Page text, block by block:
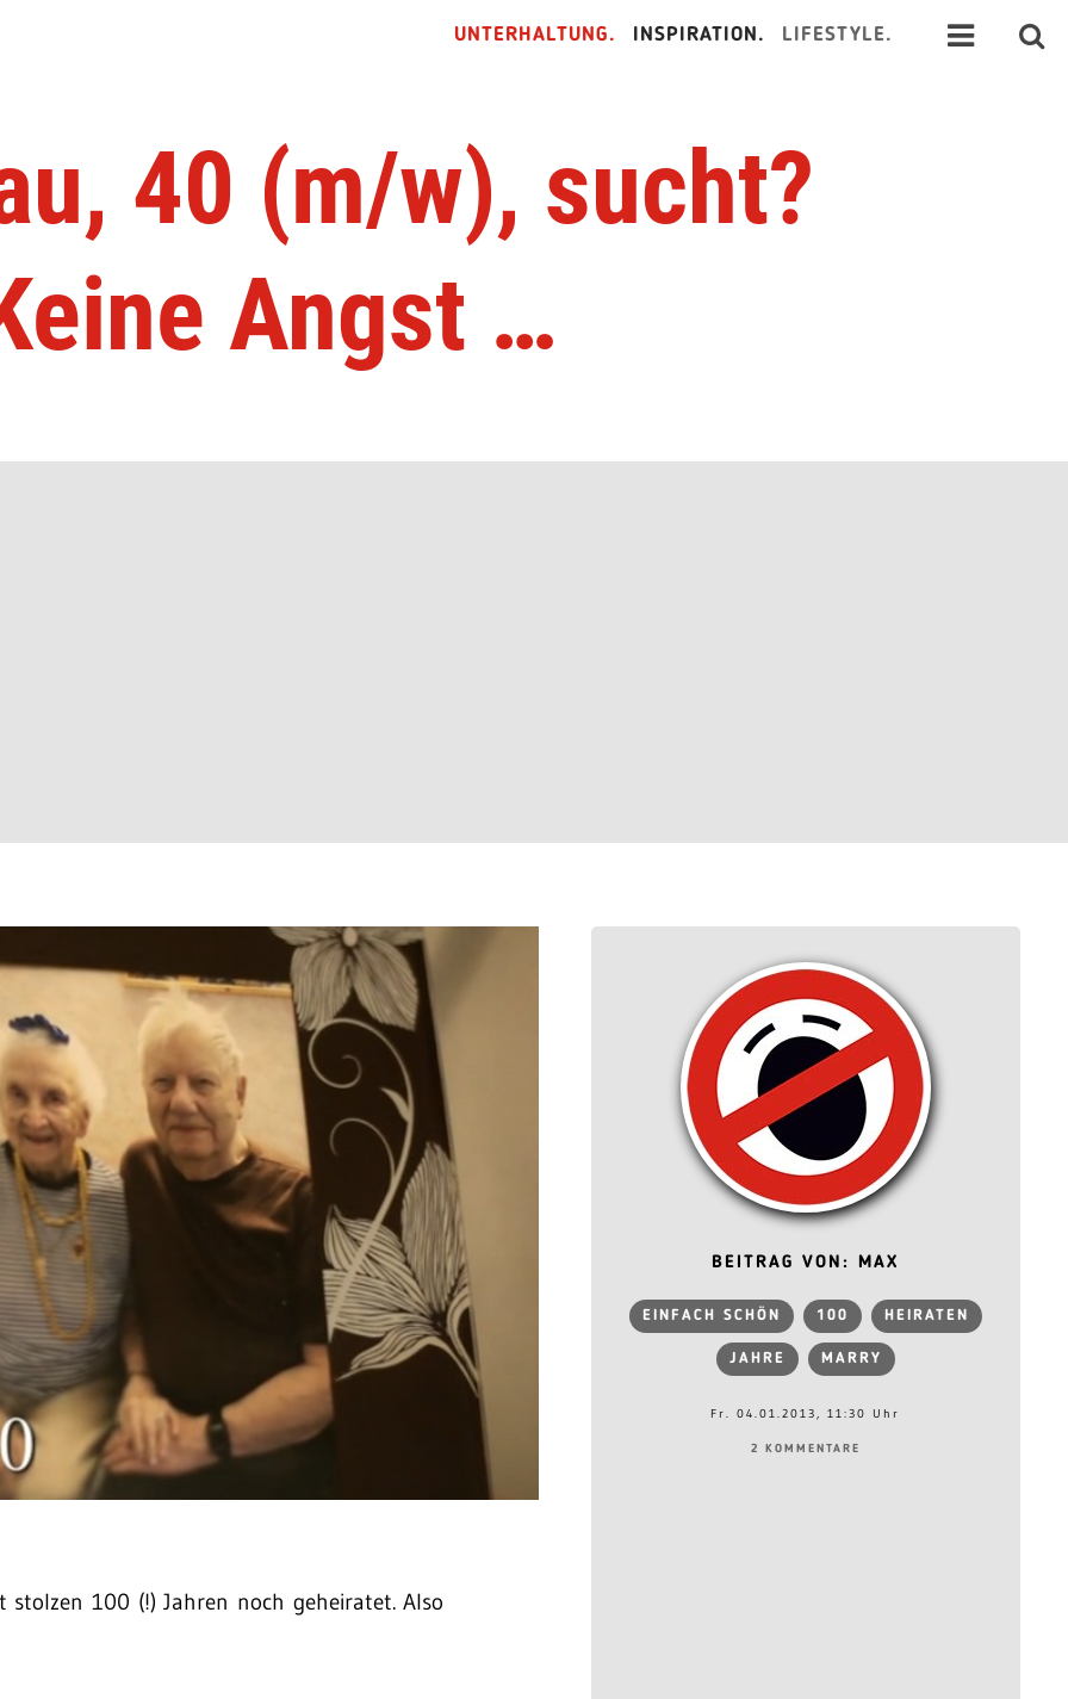
UNTERHALTUNG. INSPIRATION. LIFESTYLE.
40 (m/w), sucht?
Angst …
100 (!) Jahren noch geheiratet. Also
BEITRAG VON: MAX
EINFACH SCHÖN 100 HEIRATEN
JAHRE MARRY
Fr. 04.01.2013, 11:30 Uhr
2 KOMMENTARE